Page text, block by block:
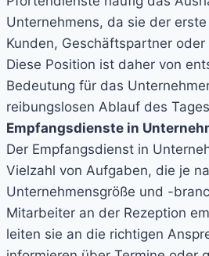
Unternehmens, da sie der
Kunden, Geschäftspartner
Diese Position ist daher von
Bedeutung für das
reibungslosen Ablauf des
Empfangsdienste in
Der Empfangsdienst in
Vielzahl von Aufgaben, die je
Unternehmensgröße und -
Mitarbeiter an der Rezeption
leiten sie an die richtigen